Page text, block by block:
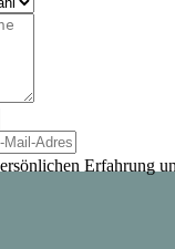
Erfahrung